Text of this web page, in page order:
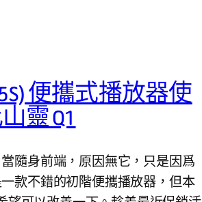
便攜式播放器使
靈 Q1
隨身前端，原因無它，只是因爲
款不錯的初階便攜播放器，但本